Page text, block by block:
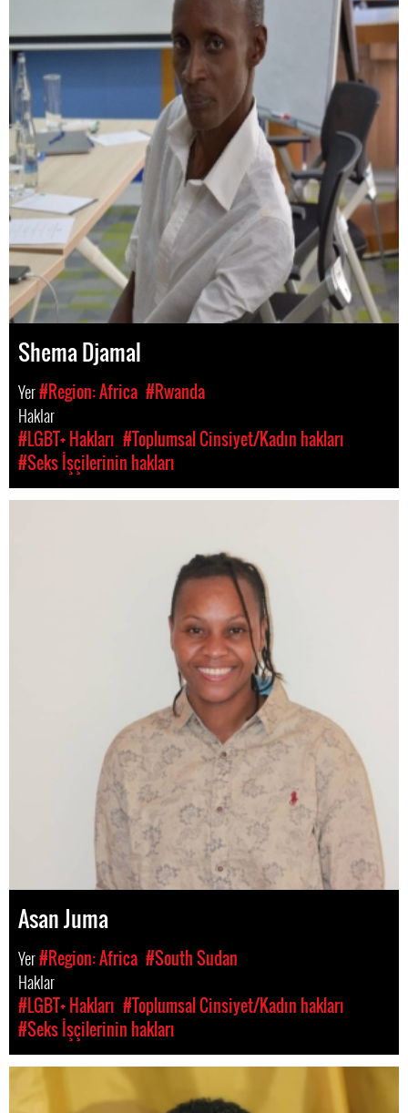
Shema Djamal
Yer#Region: Africa #Rwanda
Haklar
#LGBT+ Hakları #Toplumsal Cinsiyet/Kadın hakları
#Seks İşçilerinin hakları
Asan Juma
Yer#Region: Africa #South Sudan
Haklar
#LGBT+ Hakları #Toplumsal Cinsiyet/Kadın hakları
#Seks İşçilerinin hakları